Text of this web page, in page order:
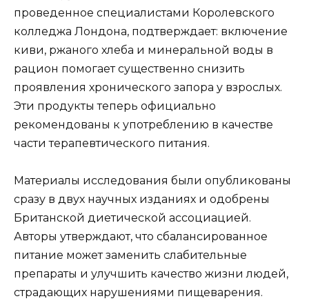
проведенное специалистами Королевского
колледжа Лондона, подтверждает: включение
киви, ржаного хлеба и минеральной воды в
рацион помогает существенно снизить
проявления хронического запора у взрослых.
Эти продукты теперь официально
рекомендованы к употреблению в качестве
части терапевтического питания.
Материалы исследования были опубликованы
сразу в двух научных изданиях и одобрены
Британской диетической ассоциацией.
Авторы утверждают, что сбалансированное
питание может заменить слабительные
препараты и улучшить качество жизни людей,
страдающих нарушениями пищеварения.